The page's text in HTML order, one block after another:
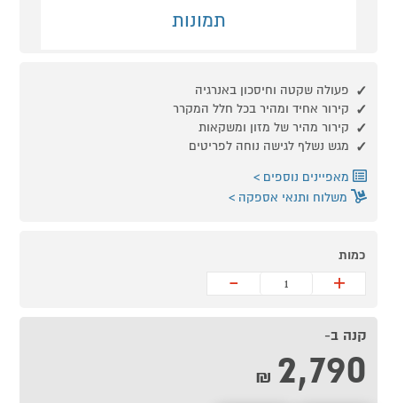
תמונות
פעולה שקטה וחיסכון באנרגיה
קירור אחיד ומהיר בכל חלל המקרר
קירור מהיר של מזון ומשקאות
מגש נשלף לגישה נוחה לפריטים
מאפיינים נוספים
משלוח ותנאי אספקה
כמות
+
-
קנה ב-
2,790
₪